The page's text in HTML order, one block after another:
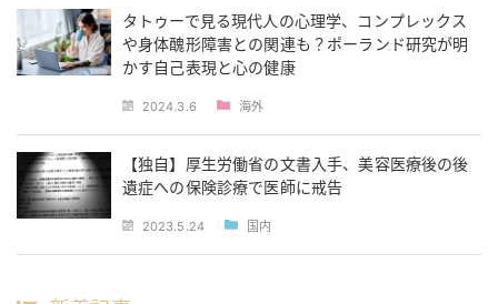
タトゥーで見る現代人の心理学、コンプレックス
や身体醜形障害との関連も？ポーランド研究が明
かす自己表現と心の健康
2024.3.6 海外
【独自】厚生労働省の文書入手、美容医療後の後
遺症への保険診療で医師に戒告
2023.5.24 国内